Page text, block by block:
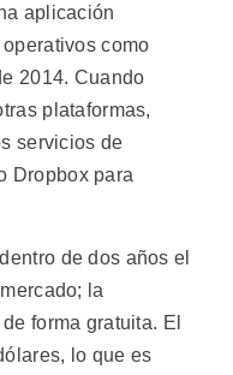
aplicación
como
2014. Cuando
plataformas,
servicios de
Dropbox para
de dos años el
la
forma gratuita. El
lo que es